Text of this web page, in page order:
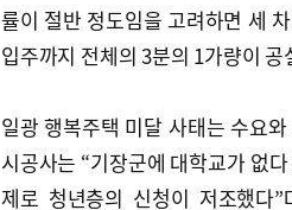
률이 절반 정도임을 고려하면 세
입주까지 전체의 3분의 1가량이
일광 행복주택 미달 사태는 수요
시공사는 “기장군에 대학교가 없
제로 청년층의 신청이 저조했다